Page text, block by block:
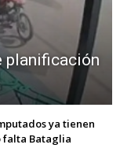
planificación
ya tienen
Bataglia